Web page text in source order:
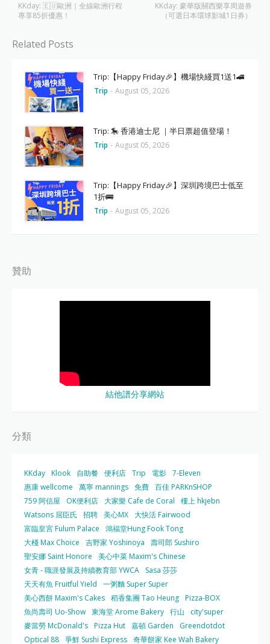
KKday: 豪華版關西樂享周遊券
（可選日本環球影城1日券）
KKday: 🇪🇺歐洲｜全線歐洲行程
專享85折優惠！
Related Posts
Trip:【Happy Friday🎉】機場快綫買1送1🚄
Trip - August 05, 2026
Trip: 🎠 香港迪士尼 ｜半日票超值登場！
Trip - August 05, 2026
Trip:【Happy Friday🎉】深圳跨境巴士低至
1折🚌
Trip - August 05, 2026
贊助
結他譜分享網站
分類
KKday Klook 自助餐 便利店 Trip 電影 7-Eleven
惠康 wellcome
萬寧 mannings 免費 百佳 PARKnSHOP
759 阿信屋
OK便利店 大家樂 Cafe de Coral
樓上 hkjebn
Watsons 屈臣氏
招聘 美心MX 大快活 Fairwood
富臨皇宮 Fulum Palace
鴻福堂Hung Fook Tong
大棧 Max Choice
吉野家 Yoshinoya
壽司郎 Sushiro
聖安娜 Saint Honore
美心中菜 Maxim's Chinese
女青 - 職涯發展及持續教育部 YWCA
Sasa 莎莎
天天有魚 Fruitful Yield
一粥麵 Super Super
美心西餅 Maxim's Cakes 稻香集團 Tao Heung Pizza-BOX
魚尚壽司 Uo-Show 東海堂 Arome Bakery 行山
city'super
麥當勞 McDonald's Pizza Hut 嘉頓 Garden
Greendotdot
Optical 88 爭鮮 Sushi Express 奇華餅家 Kee Wah Bakery